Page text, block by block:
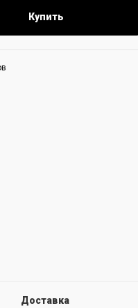
Купить
Доставка